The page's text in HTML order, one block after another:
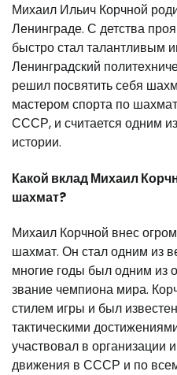
Михаил Ильич Корчной
Ленинграде. С детства
быстро стал талантливым
Ленинградский
решил посвятить себя
мастером спорта по
СССР, и считается одним
истории.
Какой вклад Михаил
шахмат?
Михаил Корчной внес
шахмат. Он стал одним из
многие годы был одним из
звание чемпиона мира.
стилем игры и был
тактическими
участвовал в организации
движения в СССР и по